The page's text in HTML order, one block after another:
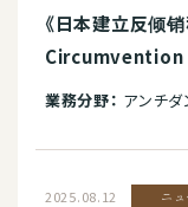
《日本建立反倾
Circumvention
業務分野： アンチ
2025.08.12 ニ